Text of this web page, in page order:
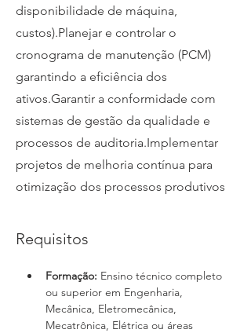
disponibilidade de máquina,
custos).Planejar e controlar o
cronograma de manutenção (PCM)
garantindo a eficiência dos
ativos.Garantir a conformidade com
sistemas de gestão da qualidade e
processos de auditoria.Implementar
projetos de melhoria contínua para
otimização dos processos produtivos
Requisitos
Formação: Ensino técnico completo
ou superior em Engenharia,
Mecânica, Eletromecânica,
Mecatrônica, Elétrica ou áreas